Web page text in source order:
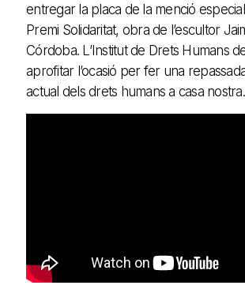
entregar la placa de la menció
Premi Solidaritat, obra de l’escultor
Córdoba. L’Institut de Drets Humans
aprofitar l’ocasió per fer una
actual dels drets humans a casa nostra.